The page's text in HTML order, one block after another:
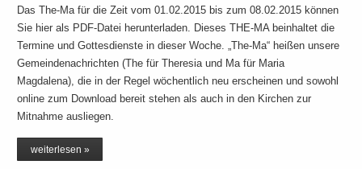
Das The-Ma für die Zeit vom 01.02.2015 bis zum 08.02.2015 können
Sie hier als PDF-Datei herunterladen. Dieses THE-MA beinhaltet die
Termine und Gottesdienste in dieser Woche. „The-Ma“ heißen unsere
Gemeindenachrichten (The für Theresia und Ma für Maria
Magdalena), die in der Regel wöchentlich neu erscheinen und sowohl
online zum Download bereit stehen als auch in den Kirchen zur
Mitnahme ausliegen.
weiterlesen »